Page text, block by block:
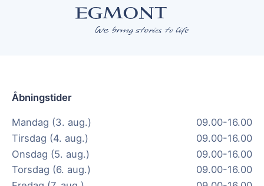
Åbningstider
Mandag (3. aug.)
09.00-16.00
Tirsdag (4. aug.)
09.00-16.00
Onsdag (5. aug.)
09.00-16.00
Torsdag (6. aug.)
09.00-16.00